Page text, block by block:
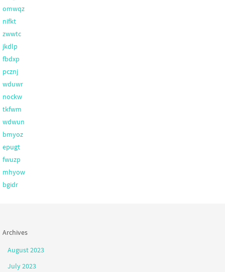
omwqz
nifkt
zwwtc
jkdlp
fbdxp
pcznj
wduwr
nockw
tkfwm
wdwun
bmyoz
epugt
fwuzp
mhyow
bgidr
Archives
August 2023
July 2023